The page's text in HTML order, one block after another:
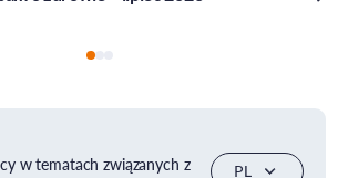
w tematach związanych z